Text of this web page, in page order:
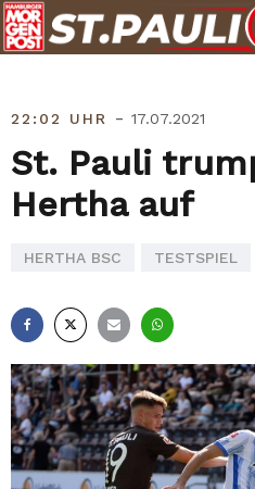
Skip
to
22:02 UHR - 17.07.2021
St. Pauli
Hertha auf
HERTHA BSC TESTSPIEL
Mail